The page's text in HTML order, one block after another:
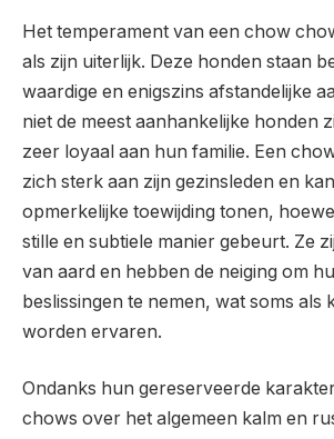
Het temperament van een chow
als zijn uiterlijk. Deze honden staan
waardige en enigszins afstandelijke
niet de meest aanhankelijke honden
zeer loyaal aan hun familie. Een
zich sterk aan zijn gezinsleden en
opmerkelijke toewijding tonen,
stille en subtiele manier gebeurt. Ze
van aard en hebben de neiging om
beslissingen te nemen, wat soms als
worden ervaren.
Ondanks hun gereserveerde
chows over het algemeen kalm en